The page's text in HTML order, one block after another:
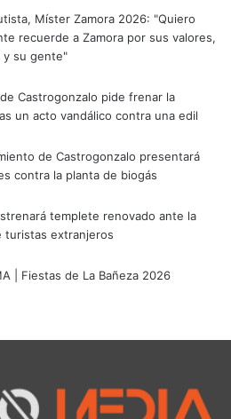
Míster Zamora 2026: "Quiero
recuerde a Zamora por sus valores,
y su gente"
Castrogonzalo pide frenar la
un acto vandálico contra una edil
de Castrogonzalo presentará
contra la planta de biogás
templete renovado ante la
turistas extranjeros
| Fiestas de La Bañeza 2026